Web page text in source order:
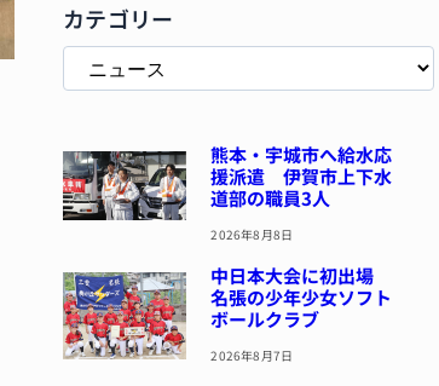
カテゴリー
熊本・宇城市へ給水応
援派遣 伊賀市上下水
道部の職員3人
2026年8月8日
中日本大会に初出場
名張の少年少女ソフト
ボールクラブ
2026年8月7日